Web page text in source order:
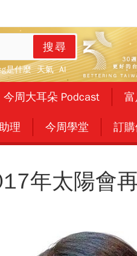
搜尋
是什麼 天氣 AI
今周大耳朵 Podcast
理 今周學堂 訂
年太陽會